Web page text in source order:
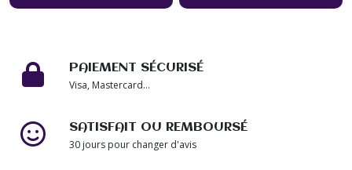
femme
plaqué 925 bijou
PAIEMENT SÉCURISÉ
Visa, Mastercard...
SATISFAIT OU REMBOURSÉ
30 jours pour changer d'avis